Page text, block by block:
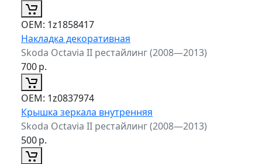
ОЕМ: 1z1858417
Накладка декоративная
Skoda Octavia II рестайлинг (2008—2013)
700р.
ОЕМ: 1z0837974
Крышка зеркала внутренняя
Skoda Octavia II рестайлинг (2008—2013)
500р.